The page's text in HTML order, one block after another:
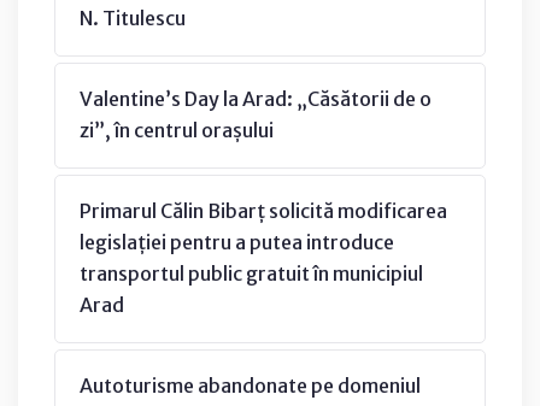
N. Titulescu
Valentine’s Day la Arad: „Căsătorii de o
zi”, în centrul orașului
Primarul Călin Bibarț solicită modificarea
legislației pentru a putea introduce
transportul public gratuit în municipiul
Arad
Autoturisme abandonate pe domeniul